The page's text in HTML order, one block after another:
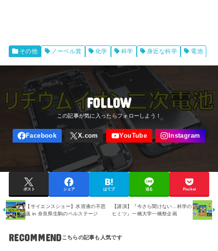
その他 ノーベル賞 化学 科学 身近な科学 電池
FOLLOW
ポスト シェア はてブ 送る Pocket
【サイエンスショー】水溶液の不思
議 in 奈良県生駒のベルステージ
【講演】『今さら聞けない...科学の
ヒミツ』一橋大学一橋祭企画
RECOMMEND